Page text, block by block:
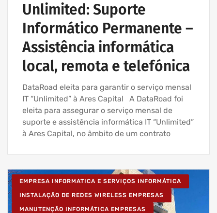
Unlimited: Suporte
Informático Permanente –
Assistência informática
local, remota e telefónica
DataRoad eleita para garantir o serviço mensal
IT “Unlimited” à Ares Capital A DataRoad foi
eleita para assegurar o serviço mensal de
suporte e assistência informática IT “Unlimited”
à Ares Capital, no âmbito de um contrato
EMPRESA INFORMATICA E SERVIÇOS INFORMÁTICA
INSTALAÇÃO DE REDES WIRELESS EMPRESAS
MANUTENÇÃO INFORMÁTICA EMPRESAS